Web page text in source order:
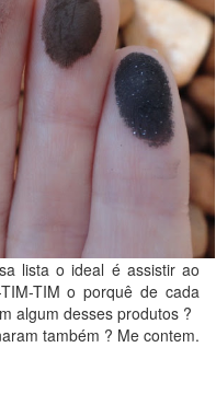
lista o ideal é assistir ao
TIM o porquê de cada
algum desses produtos ?
também ? Me contem.